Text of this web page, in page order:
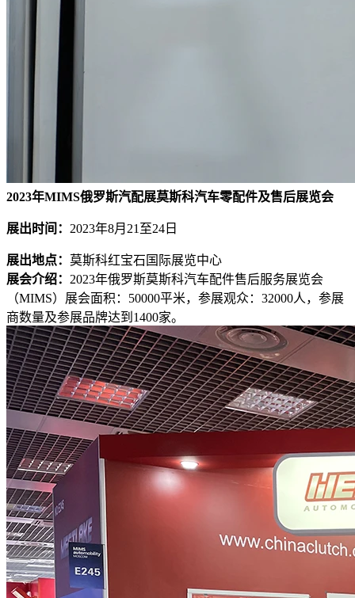
2023年MIMS俄罗斯汽配展莫斯科汽车零配件及售后展览会
展出时间： 2023年8月21至24日
展出地点： 莫斯科红宝石国际展览中心
展会介绍： 2023年俄罗斯莫斯科汽车配件售后服务展览会
（MIMS）展会面积：50000平米，参展观众：32000人，参展
商数量及参展品牌达到1400家。